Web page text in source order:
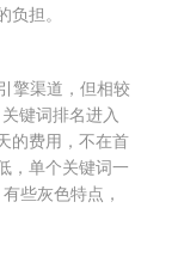
担。
擎渠道，但相较
键词排名进入
的费用，不在首
，单个关键词一
些灰色特点，